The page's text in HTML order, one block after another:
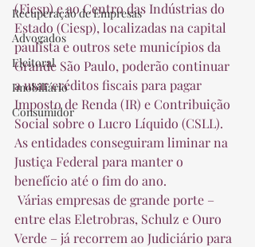
Recuperação de Empresas
Advogados
Eleitoral
Imobiliário
Consumidor
(Fiesp) e ao Centro das Indústrias do
Estado (Ciesp), localizadas na capital
paulista e outros sete municípios da
Grande São Paulo, poderão continuar
a usar créditos fiscais para pagar
Imposto de Renda (IR) e Contribuição
Social sobre o Lucro Líquido (CSLL).
As entidades conseguiram liminar na
Justiça Federal para manter o
benefício até o fim do ano.
entre elas Eletrobras, Schulz e Ouro
Verde – já recorrem ao Judiciário para